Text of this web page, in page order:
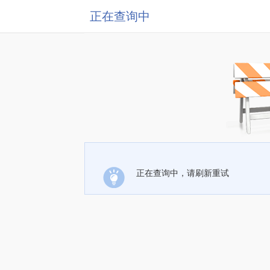
正在查询中
正在查询中，请刷新重试